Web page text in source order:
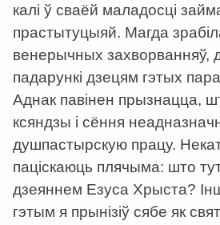
калі ў сваёй маладосці
прастытуцыяй. Магда
венерычных захворванняў,
падарункі дзецям гэтых
Аднак павінен прызнацца,
ксяндзы і сёння
душпастырскую працу.
паціскаюць плячыма: што
дзеяннем Езуса Хрыста?
гэтым я прынізіў сябе як